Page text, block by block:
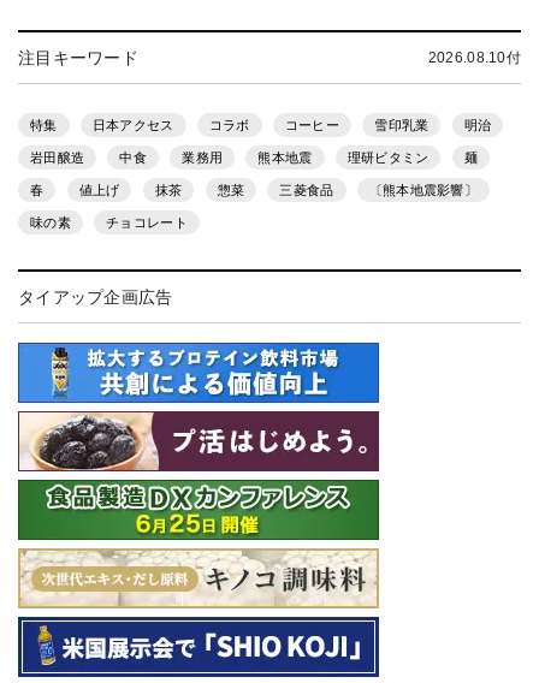
注目キーワード 2026.08.10付
特集 日本アクセス コラボ コーヒー 雪印乳業 明治
岩田醸造 中食 業務用 熊本地震 理研ビタミン 麺
春 値上げ 抹茶 惣菜 三菱食品 〔熊本地震影響〕
味の素 チョコレート
タイアップ企画広告